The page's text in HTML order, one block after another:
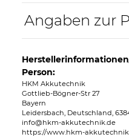
Angaben zur
Person:
HKM Akkutechnik
Gottlieb-Bögner-Str 27
Bayern
Leidersbach, Deutschland,
info@hkm-akkutechnik.de
https://www.hkm-